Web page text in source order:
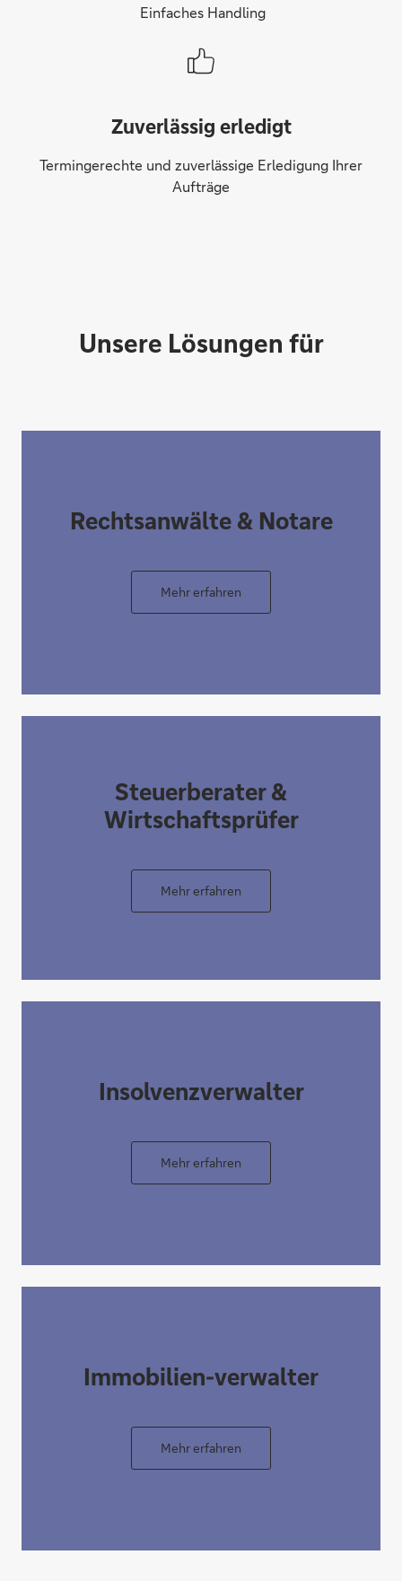
Einfaches Handling
Zuverlässig erledigt
Termingerechte und zuverlässige Erledigung Ihrer
Aufträge
Unsere Lösungen für
Rechtsanwälte & Notare
Mehr erfahren
Steuerberater &
Wirtschaftsprüfer
Mehr erfahren
Insolvenzverwalter
Mehr erfahren
Immobilien-verwalter
Mehr erfahren